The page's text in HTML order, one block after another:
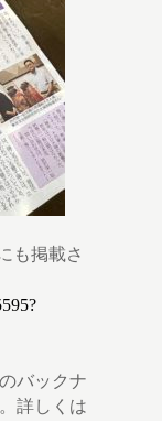
も掲載さ
バックナ
詳しくは